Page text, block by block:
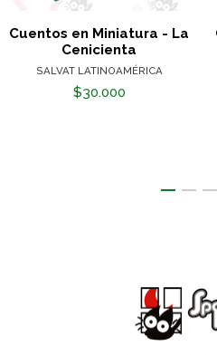
Cuentos en Miniatura - La
Cenicienta
SALVAT LATINOAMÉRICA
$30.000